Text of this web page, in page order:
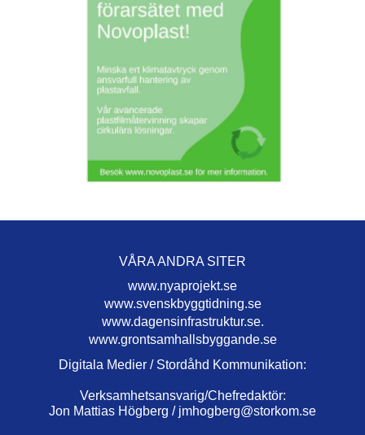
VÅRA ANDRA SITER
www.nyaprojekt.se
www.svenskbyggtidning.se
www.dagensinfrastruktur.se.
www.grontsamhallsbyggande.se
Digitala Medier / Stordåhd Kommunikation:
Verksamhetsansvarig/Chefredaktör:
Jon Mattias Högberg / jmhogberg@storkom.se